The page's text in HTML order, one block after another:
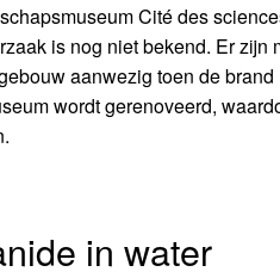
Cité des
is nog niet bekend. Er
aanwezig toen de
wordt gerenoveerd,
in water